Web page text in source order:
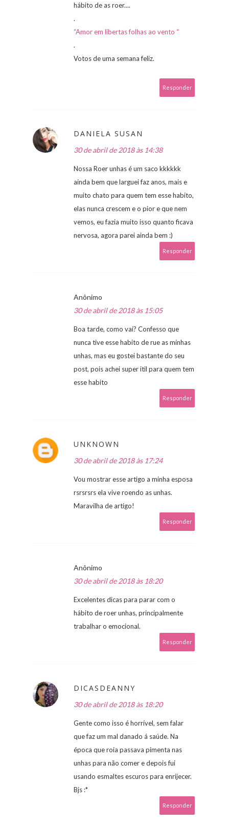
hábito de as roer....
.
“Amor em libertas folhas ao vento “
.
Votos de uma semana feliz.
Responder
DANIELA SUSAN
30 de abril de 2018 às 14:38
Nossa Roer unhas é um saco kkkkkk
ainda bem que larguei faz anos, mais e
muito chato para quem tem esse habito,
elas nunca crescem e o pior e que nem
vemos, eu fazia muito isso quanto ficava
nervosa, agora parei ainda bem :)
Responder
Anônimo
30 de abril de 2018 às 15:05
Boa tarde, como vai? Confesso que
nunca tive esse habito de rue as minhas
unhas, mas eu gostei bastante do seu
post, pois achei super itil para quem tem
esse habito
Responder
UNKNOWN
30 de abril de 2018 às 17:24
Vou mostrar esse artigo a minha esposa
rsrsrsrs ela vive roendo as unhas.
Maravilha de artigo!
Responder
Anônimo
30 de abril de 2018 às 18:20
Excelentes dicas para parar com o
hábito de roer unhas, principalmente
trabalhar o emocional.
Responder
DICASDEANNY
30 de abril de 2018 às 18:20
Gente como isso é horrível, sem falar
que faz um mal danado á saúde. Na
época que roia passava pimenta nas
unhas para não comer e depois fui
usando esmaltes escuros para enrijecer.
Bjs :*
Responder